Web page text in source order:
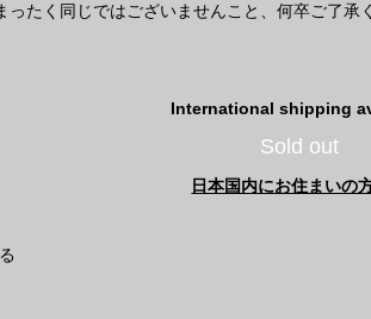
ったく同じではございませんこと、何卒ご了承
International shipping
Sold out
日本国内にお住まいの